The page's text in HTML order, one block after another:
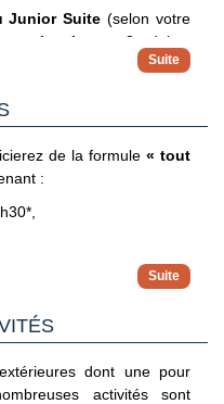
Junior Suite (selon votre
+ 1 enfant ou 3 adultes
adultes + 2 enfants ou 3
équipées, avec tout ce
le coffre-fort (en
et une salle de bains
de la formule « tout
:
à 18h* d'un dîner-snack
sous forme de buffet
dont une pour
activités sont